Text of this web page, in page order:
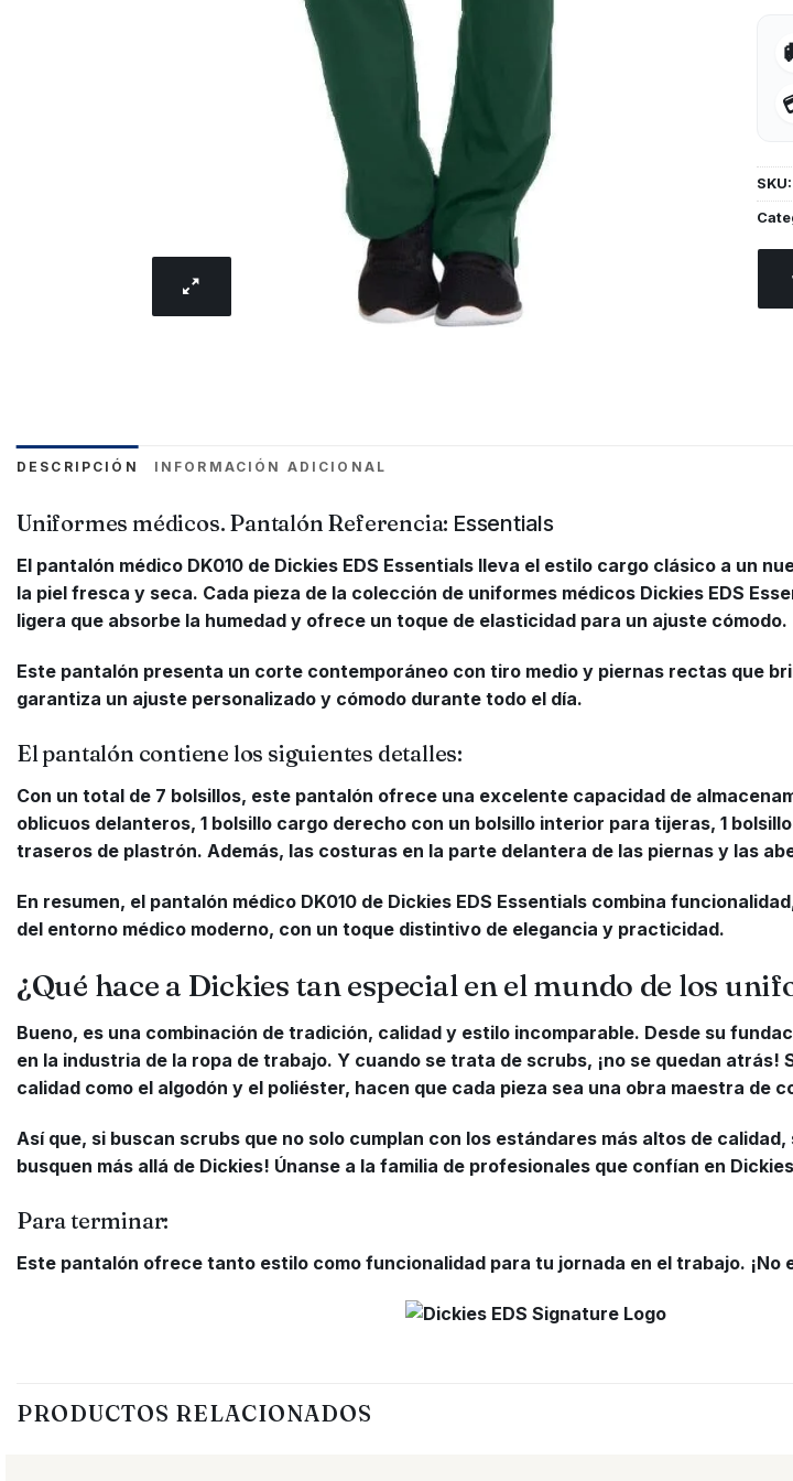
SKU:
DESCRIPCIÓN INFORMACIÓN ADICIONAL
Uniformes médicos. Pantalón Referencia: Essentials
El pantalón médico DK010 de Dickies EDS Essentials lleva el estilo cargo clásico a un
la piel fresca y seca. Cada pieza de la colección de uniformes médicos Dickies EDS
ligera que absorbe la humedad y ofrece un toque de elasticidad para un ajuste cómodo.
Este pantalón presenta un corte contemporáneo con tiro medio y piernas rectas que
garantiza un ajuste personalizado y cómodo durante todo el día.
El pantalón contiene los siguientes detalles:
Con un total de 7 bolsillos, este pantalón ofrece una excelente capacidad de
oblicuos delanteros, 1 bolsillo cargo derecho con un bolsillo interior para tijeras, 1
traseros de plastrón. Además, las costuras en la parte delantera de las piernas y las
En resumen, el pantalón médico DK010 de Dickies EDS Essentials combina
del entorno médico moderno, con un toque distintivo de elegancia y practicidad.
¿Qué hace a Dickies tan especial en el mundo de los
Bueno, es una combinación de tradición, calidad y estilo incomparable. Desde su
en la industria de la ropa de trabajo. Y cuando se trata de scrubs, ¡no se quedan
calidad como el algodón y el poliéster, hacen que cada pieza sea una obra maestra de
Así que, si buscan scrubs que no solo cumplan con los estándares más altos de
busquen más allá de Dickies! Únanse a la familia de profesionales que confían en
Para terminar:
Este pantalón ofrece tanto estilo como funcionalidad para tu jornada en el trabajo. ¡No
PRODUCTOS RELACIONADOS